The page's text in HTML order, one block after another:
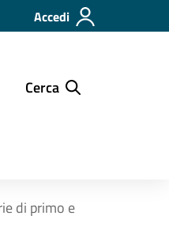
Accedi
Cerca
di primo e